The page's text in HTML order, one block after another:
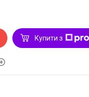
Купити з